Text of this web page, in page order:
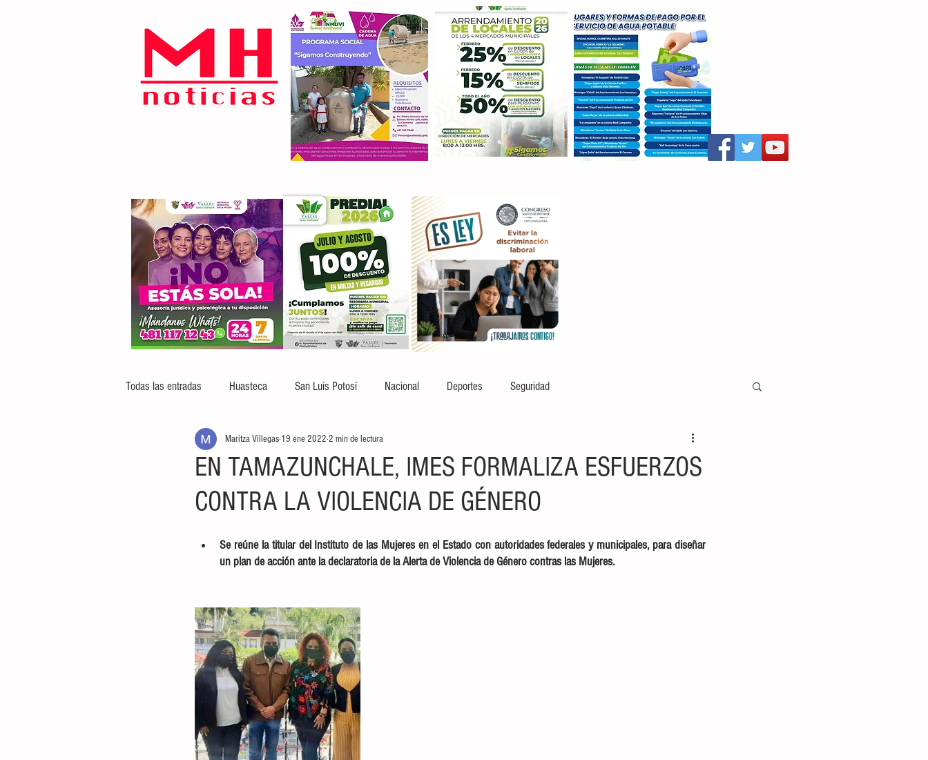
Todas las entradas Huasteca San Luis Potosí Nacional Deportes Seguridad
EN TAMAZUNCHALE, IMES FORMALIZA ESFUERZOS
CONTRA LA VIOLENCIA DE GÉNERO
Maritza Villegas 19 ene 2022 2 min de lectura
Se reúne la titular del Instituto de las Mujeres en el Estado con autoridades federales y municipales, para diseñar
un plan de acción ante la declaratoria de la Alerta de Violencia de Género contras las Mujeres.